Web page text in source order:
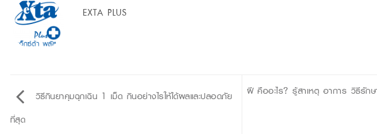
EXTA PLUS
วิธีกินยาคุมฉุกเฉิน 1 เม็ด กินอย่างไรให้ได้ผลและปลอดภัย
ที่สุด
ฝี คืออะไร? รู้สาเหตุ อาการ วิธีรัก